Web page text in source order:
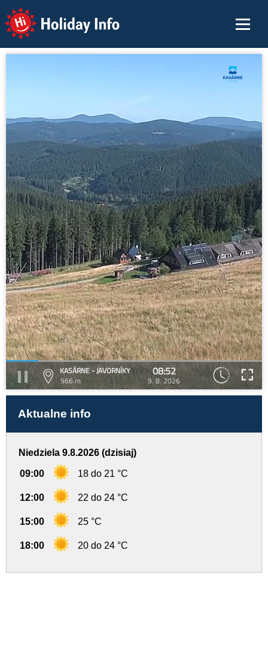
Holiday Info
KASÁRNE - JAVORNÍKY
966 m
08:52
9. 8. 2026
Aktualne info
Niedziela 9.8.2026 (dzisiaj)
09:00 18 do 21 °C
12:00 22 do 24 °C
15:00 25 °C
18:00 20 do 24 °C